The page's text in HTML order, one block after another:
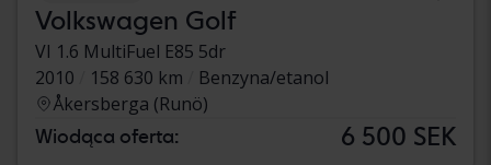
Volkswagen Golf
VI 1.6 MultiFuel E85 5dr
2010
158 630 km
Benzyna/etanol
Åkersberga (Runö)
Wiodąca oferta: 6 500 SEK